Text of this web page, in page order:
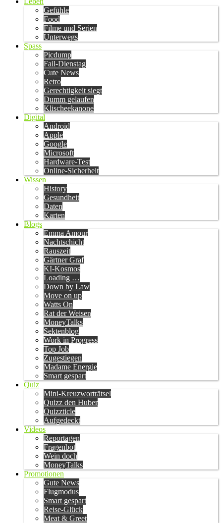
Gefühle
Food
Filme und Serien
Unterwegs
Spass
Picdump
Fail-Dienstag
Cute News
Retro
Gerechtigkeit siegt
Dumm gelaufen
Klischeekanone
Digital
Android
Apple
Google
Microsoft
Hardware-Test
Online-Sicherheit
Wissen
History
Gesundheit
Daten
Karten
Blogs
Emma Amour
Nachtschicht
Rauszeit
Gärtner Graf
KI-Kosmos
Loading …
Down by Law
Move on up
Watts On
Rat der Weisen
MoneyTalks
Sektenblog
Work in Progress
Top Job
Zugestiegen
Madame Energie
Smart gespart
Quiz
Mini-Kreuzworträtsel
Quizz den Huber
Quizzticle
Aufgedeckt
Videos
Reportagen
Fragenbot
Wein doch
MoneyTalks
Promotionen
Gute News
Flugmodus
Smart gespart
Reise-Glück
Meat & Greet